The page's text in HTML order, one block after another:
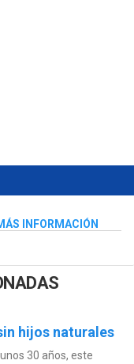
INFORMACIÓN
hijos naturales
30 años, este